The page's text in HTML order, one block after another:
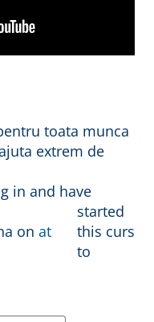
on at
toata munca
extrem de
in and have
started
this curs
to